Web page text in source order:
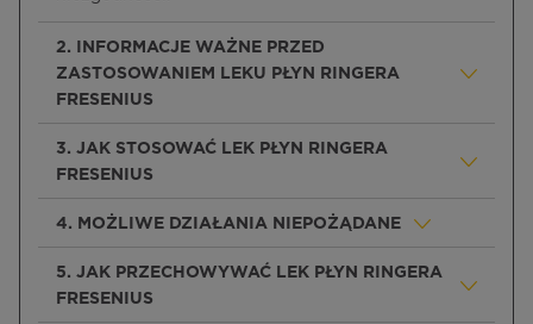
2. INFORMACJE WAŻNE PRZED
ZASTOSOWANIEM LEKU PŁYN RINGERA
FRESENIUS
3. JAK STOSOWAĆ LEK PŁYN RINGERA
FRESENIUS
4. MOŻLIWE DZIAŁANIA NIEPOŻĄDANE
5. JAK PRZECHOWYWAĆ LEK PŁYN RINGERA
FRESENIUS